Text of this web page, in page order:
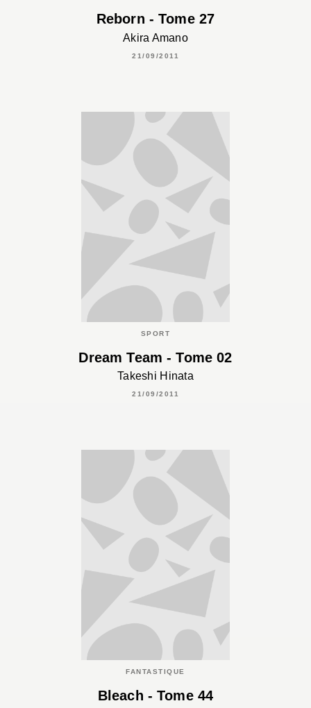
Reborn - Tome 27
Akira Amano
21/09/2011
SPORT
Dream Team - Tome 02
Takeshi Hinata
21/09/2011
FANTASTIQUE
Bleach - Tome 44